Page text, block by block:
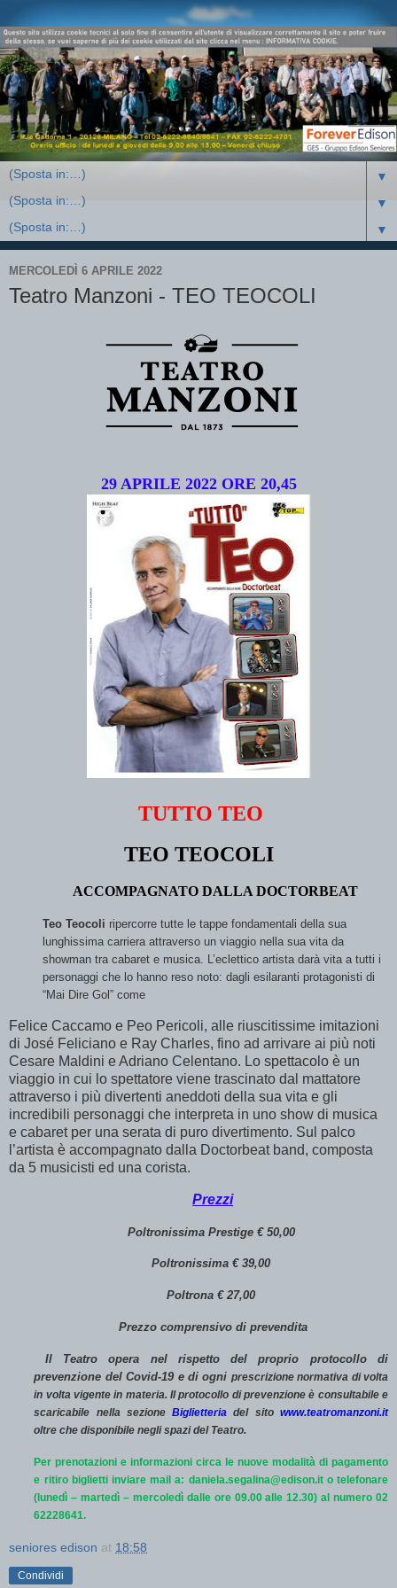
▼
▼
▼
MERCOLEDÌ 6 APRILE 2022
Teatro Manzoni - TEO TEOCOLI
29 APRILE 2022 ORE 20,45
TUTTO TEO
TEO TEOCOLI
ACCOMPAGNATO DALLA DOCTORBEAT
Teo Teocoli ripercorre tutte le tappe fondamentali della sua
lunghissima carriera attraverso un viaggio nella sua vita da
showman tra cabaret e musica. L’eclettico artista darà vita a tutti i
personaggi che lo hanno reso noto: dagli esilaranti protagonisti di
“Mai Dire Gol” come
Felice Caccamo e Peo Pericoli, alle riuscitissime imitazioni
di José Feliciano e Ray Charles, fino ad arrivare ai più noti
Cesare Maldini e Adriano Celentano. Lo spettacolo è un
viaggio in cui lo spettatore viene trascinato dal mattatore
attraverso i più divertenti aneddoti della sua vita e gli
incredibili personaggi che interpreta in uno show di musica
e cabaret per una serata di puro divertimento. Sul palco
l’artista è accompagnato dalla Doctorbeat band, composta
da 5 musicisti ed una corista.
Prezzi
Poltronissima Prestige € 50,00
Poltronissima € 39,00
Poltrona € 27,00
Prezzo comprensivo di prevendita
Il Teatro opera nel rispetto del proprio protocollo di
prevenzione del Covid-19 e di ogni prescrizione normativa di volta
in volta vigente in materia. Il protocollo di prevenzione è consultabile e
scaricabile nella sezioneBiglietteriadel sitowww.teatromanzoni.it
oltre che disponibile negli spazi del Teatro.
Per prenotazioni e informazioni circa le nuove modalità di pagamento
e ritiro biglietti inviare mail a: daniela.segalina@edison.ito telefonare
(lunedì – martedì – mercoledì dalle ore 09.00 alle 12.30) al numero 02
62228641.
seniores edison at 18:58
Condividi